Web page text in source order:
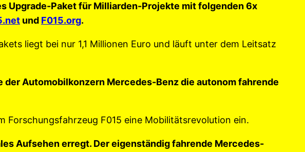
Upgrade-Paket für Milliarden-Projekte mit folgenden 6x
und F015.org.
liegt bei nur 1,1 Millionen Euro und läuft unter dem Leitsatz
Automobilkonzern Mercedes-Benz die autonom fahrende
Forschungsfahrzeug F015 eine Mobilitätsrevolution ein.
Aufsehen erregt. Der eigenständig fahrende Mercedes-